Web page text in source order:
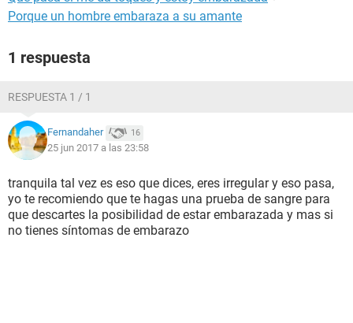
Porque un hombre embaraza a su amante
1 respuesta
RESPUESTA 1 / 1
Fernandaher 16
25 jun 2017 a las 23:58
tranquila tal vez es eso que dices, eres irregular y eso pasa,
yo te recomiendo que te hagas una prueba de sangre para
que descartes la posibilidad de estar embarazada y mas si
no tienes síntomas de embarazo